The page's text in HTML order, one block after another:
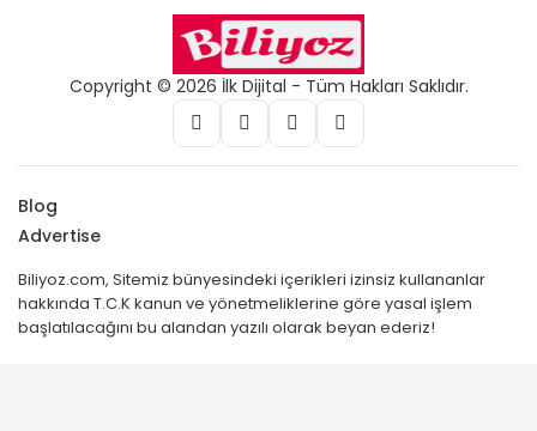
Copyright © 2026 İlk Dijital - Tüm Hakları Saklıdır.
Blog
Advertise
Biliyoz.com, Sitemiz bünyesindeki içerikleri izinsiz kullananlar
hakkında T.C.K kanun ve yönetmeliklerine göre yasal işlem
başlatılacağını bu alandan yazılı olarak beyan ederiz!